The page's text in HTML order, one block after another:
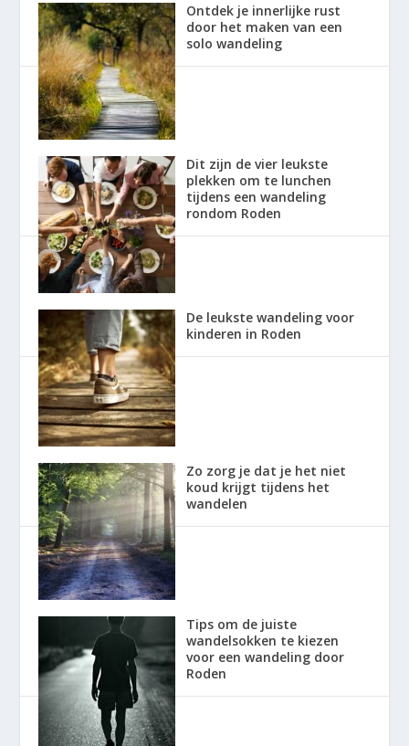
Ontdek je innerlijke rust
door het maken van een
solo wandeling
Dit zijn de vier leukste
plekken om te lunchen
tijdens een wandeling
rondom Roden
De leukste wandeling voor
kinderen in Roden
Zo zorg je dat je het niet
koud krijgt tijdens het
wandelen
Tips om de juiste
wandelsokken te kiezen
voor een wandeling door
Roden